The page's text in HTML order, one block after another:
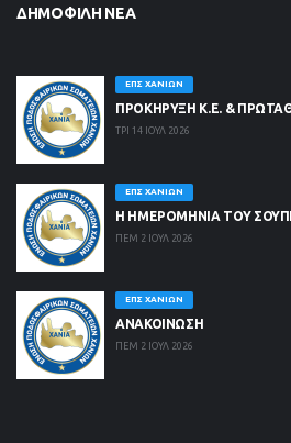
ΔΗΜΟΦΙΛΉ ΝΈΑ
ΕΠΣ ΧΑΝΊΩΝ
ΠΡΟΚΗΡΥΞΗ Κ.Ε. &
ΤΡΙ 14 ΙΟΥΛ 2026
ΕΠΣ ΧΑΝΊΩΝ
Η ΗΜΕΡΟΜΗΝΙΑ ΤΟΥ
ΠΕΜ 2 ΙΟΥΛ 2026
ΕΠΣ ΧΑΝΊΩΝ
ΑΝΑΚΟΙΝΩΣΗ
ΠΕΜ 2 ΙΟΥΛ 2026